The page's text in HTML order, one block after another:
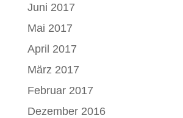
Juni 2017
Mai 2017
April 2017
März 2017
Februar 2017
Dezember 2016